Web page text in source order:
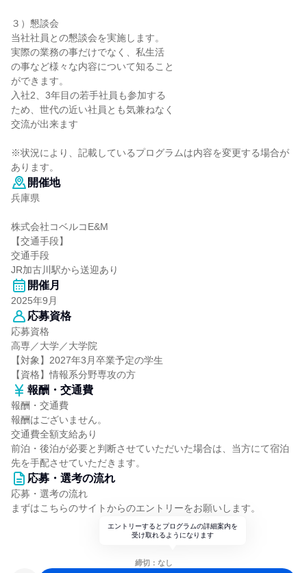
３）懇談会
当社社員との懇談会を実施します。
実際の業務の事だけでなく、私生活
の事など様々な内容について知ること
ができます。
入社2、3年目の若手社員も参加する
ため、世代の近い社員とも気兼ねなく
交流が出来ます
※状況により、記載しているプログラムは内容を変更する場合が
あります。
開催地
兵庫県
株式会社コベルコE&M
【交通手段】
交通手段
JR加古川駅から送迎あり
開催月
2025年9月
応募資格
応募資格
高専／大学／大学院
【対象】2027年3月卒業予定の学生
【資格】情報系分野専攻の方
報酬・交通費
報酬・交通費
報酬はございません。
交通費全額支給あり
前泊・後泊が必要と判断させていただいた場合は、当方にて宿泊
先を手配させていただきます。
応募・選考の流れ
応募・選考の流れ
まずはこちらのサイトからのエントリーをお願いします。
エントリーするとプログラムの詳細案内を
受け取れるようになります
締切：なし